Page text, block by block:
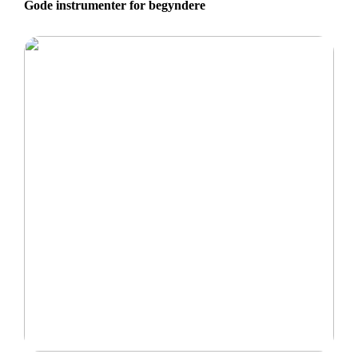
Gode instrumenter for begyndere